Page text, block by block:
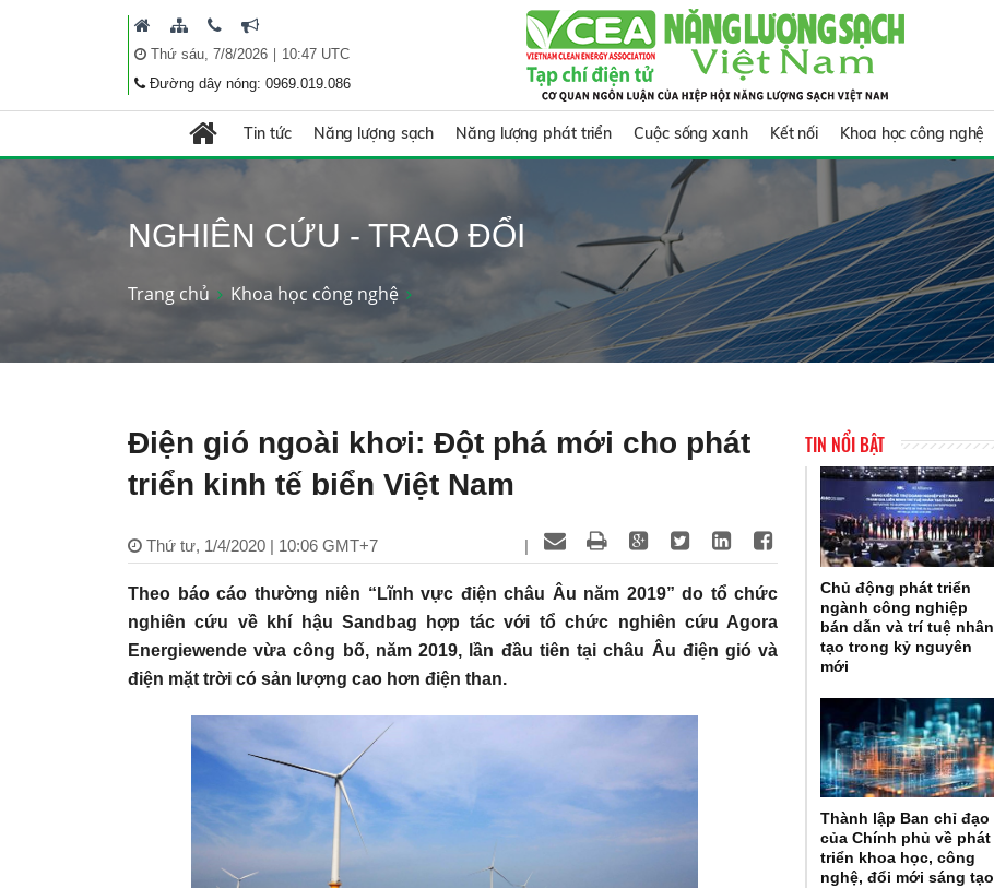
Thứ sáu, 7/8/2026| 10:47 UTC
Đường dây nóng: 0969.019.086
Tin tức Năng lượng sạch Năng lượng phát triển Cuộc sống xanh Kết nối Khoa học công nghệ
NGHIÊN CỨU - TRAO ĐỔI
Trang chủ Khoa học công nghệ
Điện gió ngoài khơi: Đột phá mới cho phát
triển kinh tế biển Việt Nam
Thứ tư, 1/4/2020 | 10:06 GMT+7 |
Theo báo cáo thường niên “Lĩnh vực điện châu Âu năm 2019” do tổ chức
nghiên cứu về khí hậu Sandbag hợp tác với tổ chức nghiên cứu Agora
Energiewende vừa công bố, năm 2019, lần đầu tiên tại châu Âu điện gió và
điện mặt trời có sản lượng cao hơn điện than.
TIN NỔI BẬT
Chủ động phát triển
ngành công nghiệp
bán dẫn và trí tuệ nhân
tạo trong kỷ nguyên
mới
Thành lập Ban chỉ đạo
của Chính phủ về phát
triển khoa học, công
nghệ, đổi mới sáng tạo